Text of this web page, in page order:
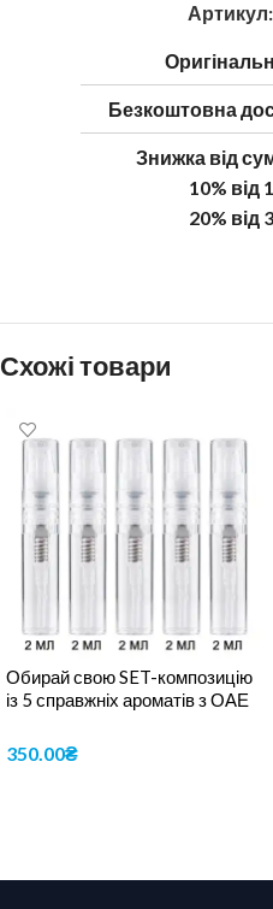
Артикул:
Безкоштовна
Знижка від
10% від
20% від
Схожі товари
Обирай свою SET-композицію
із 5 справжніх ароматів з ОАЕ
350.00₴